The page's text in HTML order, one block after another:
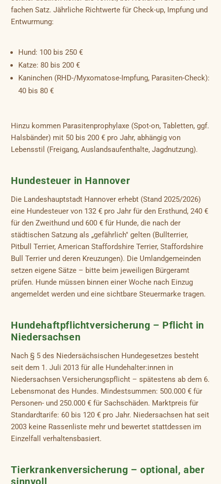
fachen Satz. Jährliche Richtwerte für Check-up, Impfung und
Entwurmung:
Hund: 100 bis 250 €
Katze: 80 bis 200 €
Kaninchen (RHD-/Myxomatose-Impfung, Parasiten-Check):
40 bis 80 €
Hinzu kommen Parasitenprophylaxe (Spot-on, Tabletten, ggf.
Halsbänder) mit 50 bis 200 € pro Jahr, abhängig von
Lebensstil (Freigang, Auslandsaufenthalte, Jagdnutzung).
Hundesteuer in Hannover
Die Landeshauptstadt Hannover erhebt (Stand 2025/2026)
eine Hundesteuer von 132 € pro Jahr für den Ersthund, 240 €
für den Zweithund und 600 € für Hunde, die nach der
städtischen Satzung als „gefährlich" gelten (Bullterrier,
Pitbull Terrier, American Staffordshire Terrier, Staffordshire
Bull Terrier und deren Kreuzungen). Die Umlandgemeinden
setzen eigene Sätze – bitte beim jeweiligen Bürgeramt
prüfen. Hunde müssen binnen einer Woche nach Einzug
angemeldet werden und eine sichtbare Steuermarke tragen.
Hundehaftpflichtversicherung – Pflicht in
Niedersachsen
Nach § 5 des Niedersächsischen Hundegesetzes besteht
seit dem 1. Juli 2013 für alle Hundehalter:innen in
Niedersachsen Versicherungspflicht – spätestens ab dem 6.
Lebensmonat des Hundes. Mindestsummen: 500.000 € für
Personen- und 250.000 € für Sachschäden. Marktpreis für
Standardtarife: 60 bis 120 € pro Jahr. Niedersachsen hat seit
2003 keine Rassenliste mehr und bewertet stattdessen im
Einzelfall verhaltensbasiert.
Tierkrankenversicherung – optional, aber
sinnvoll